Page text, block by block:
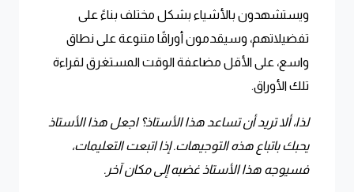
ويستشهدون بالأشياء بشكل مختلف بناءً على
تفضيلاتهم، وسيقدمون أوراقًا متنوعة على نطاق
واسع، على الأقل مضاعفة الوقت المستغرق لقراءة
تلك الأوراق.
لذا، ألا تريد أن تساعد هذا الأستاذ؟ اجعل هذا الأستاذ
يحبك باتباع هذه التوجيهات. إذا اتبعت التعليمات،
فسيوجه هذا الأستاذ غضبه إلى مكان آخر.